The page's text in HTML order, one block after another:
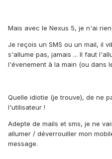
Mais avec le Nexus 5, je n'ai
Je reçois un SMS ou un mail, il
s'allume pas, jamais ... Il faut
l'évenement à la main (ou dans
Quelle idiotie (je trouve), de ne
l'utilisateur !
Adepte de mails et sms, je ne
allumer / déverrouiller mon
message.